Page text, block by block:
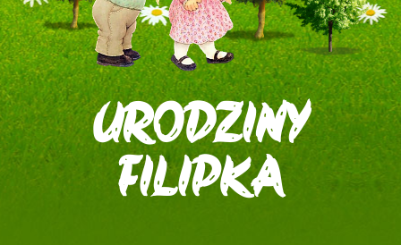
URODZINY
FILIPKA